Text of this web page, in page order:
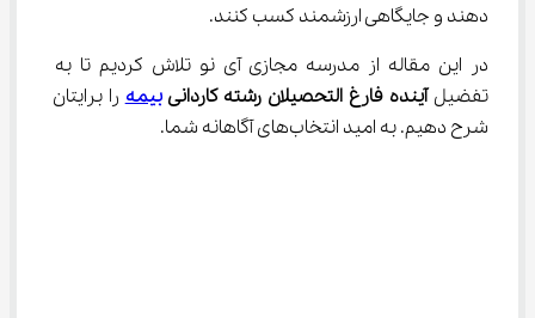
دهند و جایگاهی ارزشمند کسب کنند.
در این مقاله از مدرسه مجازی آی نو تلاش کردیم تا به
تفضیل آینده فارغ التحصیلان رشته کاردانی بیمه را برایتان
شرح دهیم. به امید انتخاب‌های آگاهانه شما.